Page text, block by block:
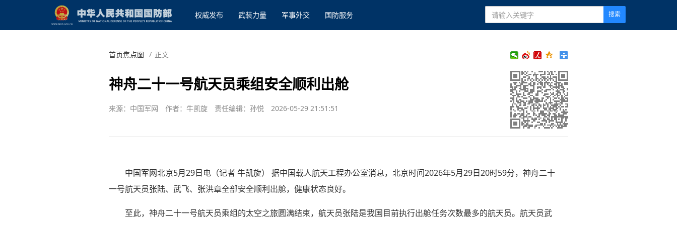
权威发布 武装力量 军事外交 国防服务 搜索
首页焦点图 / 正文
神舟二十一号航天员乘组安全顺利出舱
来源：中国军网 作者：牛凯旋 责任编辑：孙悦 2026-05-29 21:51:51
中国军网北京5月29日电（记者 牛凯旋） 据中国载人航天工程办公室消息，北京时间2026年5月29日20时59分，神舟二十
一号航天员张陆、武飞、张洪章全部安全顺利出舱，健康状态良好。
至此，神舟二十一号航天员乘组的太空之旅圆满结束，航天员张陆是我国目前执行出舱任务次数最多的航天员。航天员武